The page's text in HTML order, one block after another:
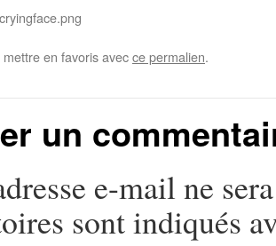
en favoris avecce permalien.
un
e-mail ne
sont indiqués